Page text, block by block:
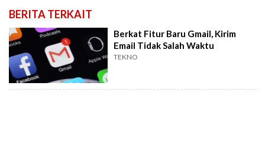
BERITA TERKAIT
Berkat Fitur Baru Gmail, Kirim
Email Tidak Salah Waktu
TEKNO